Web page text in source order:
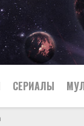
СЕРИАЛЫ